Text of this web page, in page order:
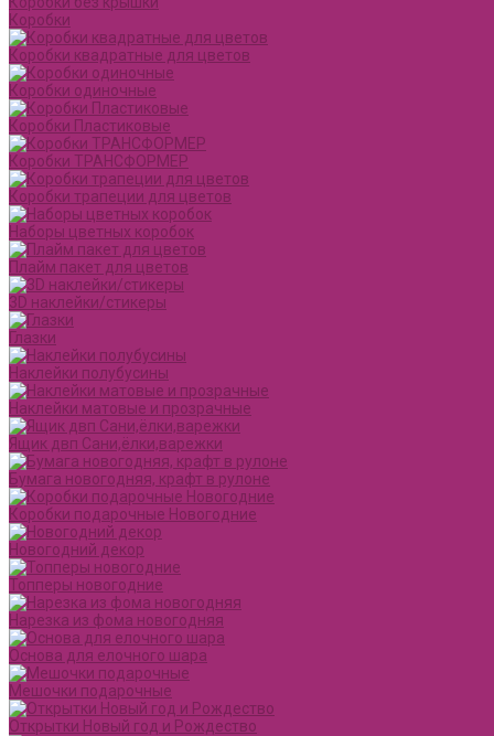
Коробки
Коробки квадратные для цветов
Коробки одиночные
Коробки Пластиковые
Коробки ТРАНСФОРМЕР
Коробки трапеции для цветов
Наборы цветных коробок
Плайм пакет для цветов
3D наклейки/стикеры
Глазки
Наклейки полубусины
Наклейки матовые и прозрачные
Ящик двп Сани,ёлки,варежки
Бумага новогодняя, крафт в рулоне
Коробки подарочные Новогодние
Новогодний декор
Топперы новогодние
Нарезка из фома новогодняя
Основа для елочного шара
Мешочки подарочные
Открытки Новый год и Рождество